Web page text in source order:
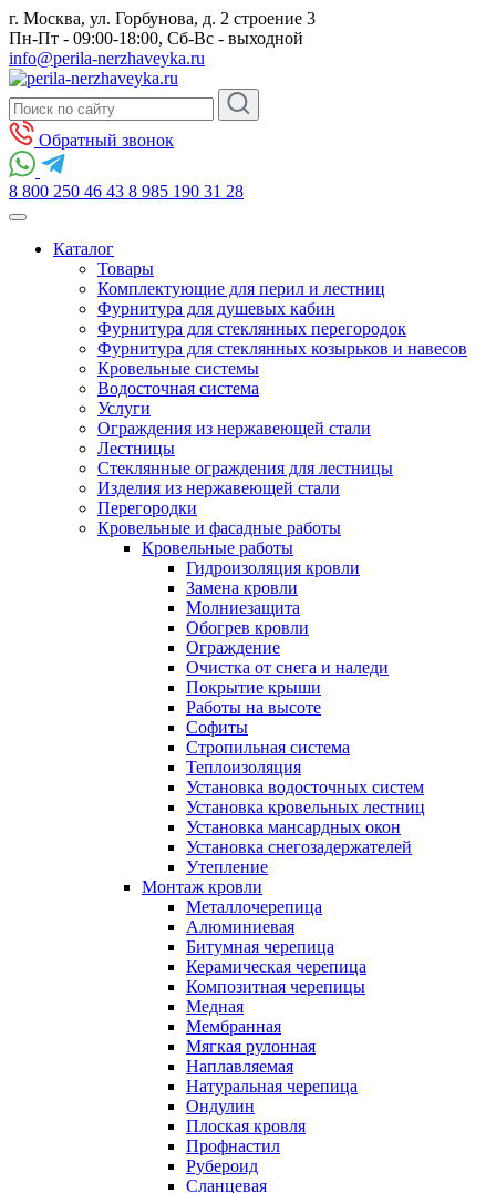
г. Москва, ул. Горбунова, д. 2 строение 3
Пн-Пт - 09:00-18:00, Сб-Вс - выходной
info@perila-nerzhaveyka.ru
Обратный звонок
8 800 250 46 43 8 985 190 31 28
Каталог
Товары
Комплектующие для перил и лестниц
Фурнитура для душевых кабин
Фурнитура для стеклянных перегородок
Фурнитура для стеклянных козырьков и навесов
Кровельные системы
Водосточная система
Услуги
Ограждения из нержавеющей стали
Лестницы
Стеклянные ограждения для лестницы
Изделия из нержавеющей стали
Перегородки
Кровельные и фасадные работы
Кровельные работы
Гидроизоляция кровли
Замена кровли
Молниезащита
Обогрев кровли
Ограждение
Очистка от снега и наледи
Покрытие крыши
Работы на высоте
Софиты
Стропильная система
Теплоизоляция
Установка водосточных систем
Установка кровельных лестниц
Установка мансардных окон
Установка снегозадержателей
Утепление
Монтаж кровли
Металлочерепица
Алюминиевая
Битумная черепица
Керамическая черепица
Композитная черепицы
Медная
Мембранная
Мягкая рулонная
Наплавляемая
Натуральная черепица
Ондулин
Плоская кровля
Профнастил
Рубероид
Сланцевая